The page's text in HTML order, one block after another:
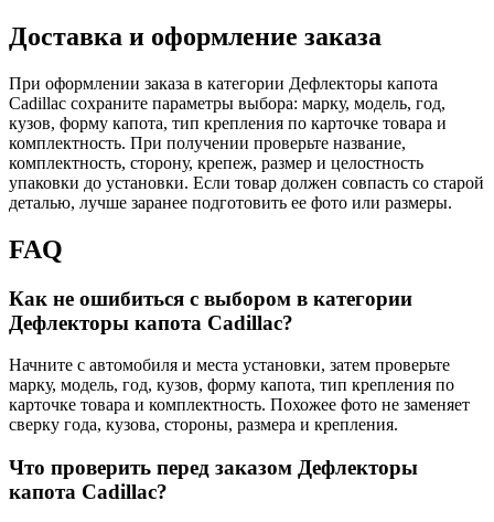
Доставка и оформление заказа
При оформлении заказа в категории Дефлекторы капота
Cadillac сохраните параметры выбора: марку, модель, год,
кузов, форму капота, тип крепления по карточке товара и
комплектность. При получении проверьте название,
комплектность, сторону, крепеж, размер и целостность
упаковки до установки. Если товар должен совпасть со старой
деталью, лучше заранее подготовить ее фото или размеры.
FAQ
Как не ошибиться с выбором в категории
Дефлекторы капота Cadillac?
Начните с автомобиля и места установки, затем проверьте
марку, модель, год, кузов, форму капота, тип крепления по
карточке товара и комплектность. Похожее фото не заменяет
сверку года, кузова, стороны, размера и крепления.
Что проверить перед заказом Дефлекторы
капота Cadillac?